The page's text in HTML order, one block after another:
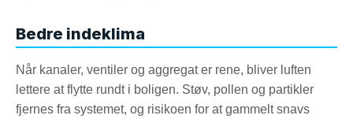
Bedre indeklima
Når kanaler, ventiler og aggregat er rene, bliver luften
lettere at flytte rundt i boligen. Støv, pollen og partikler
fjernes fra systemet, og risikoen for at gammelt snavs